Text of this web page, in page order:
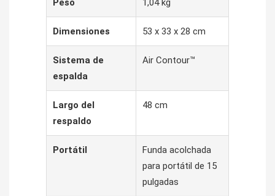
Dimensiones 53 x 33 x 28 cm
Sistema de
espalda
Air Contour™
Largo del
respaldo
48 cm
Portátil
Funda acolchada
para portátil de 15
pulgadas